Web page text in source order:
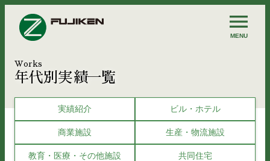
menu
MENU
Works
年代別実績一覧
実績紹介 ビル・ホテル
商業施設 生産・物流施設
教育・医療・その他施設 共同住宅